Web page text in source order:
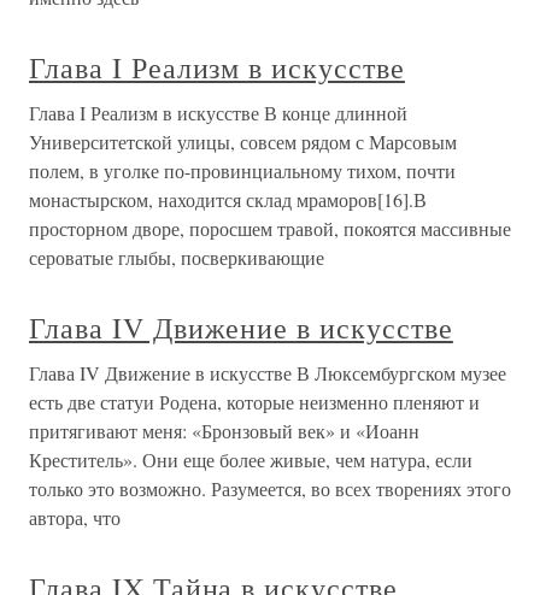
Глава I Реализм в искусстве
Глава I Реализм в искусстве В конце длинной
Университетской улицы, совсем рядом с Марсовым
полем, в уголке по-провинциальному тихом, почти
монастырском, находится склад мраморов[16].В
просторном дворе, поросшем травой, покоятся массивные
сероватые глыбы, посверкивающие
Глава IV Движение в искусстве
Глава IV Движение в искусстве В Люксембургском музее
есть две статуи Родена, которые неизменно пленяют и
притягивают меня: «Бронзовый век» и «Иоанн
Креститель». Они еще более живые, чем натура, если
только это возможно. Разумеется, во всех творениях этого
автора, что